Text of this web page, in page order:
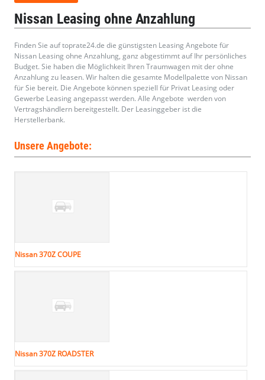
Nissan Leasing ohne Anzahlung
Finden Sie auf toprate24.de die günstigsten Leasing Angebote für
Nissan Leasing ohne Anzahlung, ganz abgestimmt auf Ihr persönliches
Budget. Sie haben die Möglichkeit Ihren Traumwagen mit der ohne
Anzahlung zu leasen. Wir halten die gesamte Modellpalette von Nissan
für Sie bereit. Die Angebote können speziell für Privat Leasing oder
Gewerbe Leasing angepasst werden. Alle Angebote werden von
Vertragshändlern bereitgestellt. Der Leasinggeber ist die
Herstellerbank.
Unsere Angebote:
Nissan 370Z COUPE
Nissan 370Z ROADSTER